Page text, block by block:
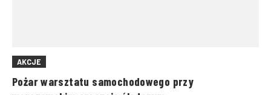
AKCJE
Pożar warsztatu samochodowego przy